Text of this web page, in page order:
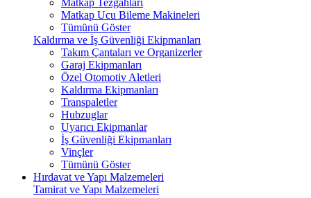
Matkap Tezgahları
Matkap Ucu Bileme Makineleri
Tümünü Göster
Kaldırma ve İş Güvenliği Ekipmanları
Takım Çantaları ve Organizerler
Garaj Ekipmanları
Özel Otomotiv Aletleri
Kaldırma Ekipmanları
Transpaletler
Hubzuglar
Uyarıcı Ekipmanlar
İş Güvenliği Ekipmanları
Vinçler
Tümünü Göster
Hırdavat ve Yapı Malzemeleri
Tamirat ve Yapı Malzemeleri